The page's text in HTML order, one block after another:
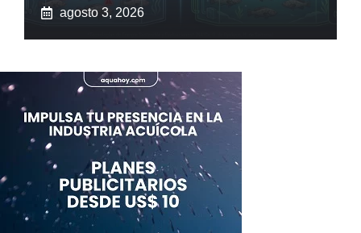
agosto 3, 2026